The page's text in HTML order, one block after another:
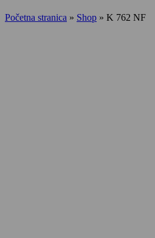
Početna stranica » Shop » K 762 NF